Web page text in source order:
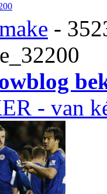
-
- van